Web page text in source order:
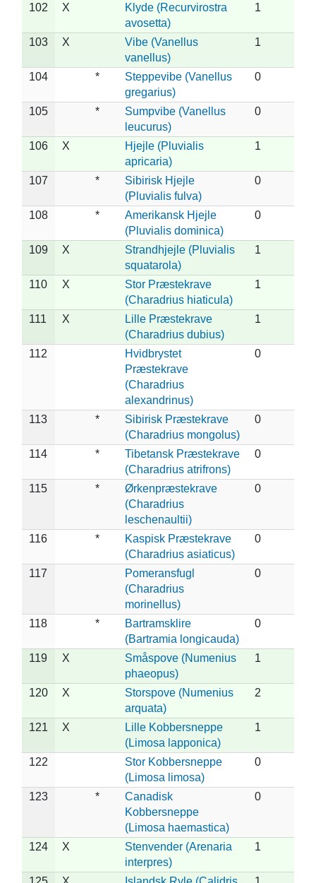
102 X
Klyde (Recurvirostra
avosetta)
1
103 X
Vibe (Vanellus
vanellus)
1
104 *
Steppevibe (Vanellus
gregarius)
0
105 *
Sumpvibe (Vanellus
leucurus)
0
106 X
Hjejle (Pluvialis
apricaria)
1
107 *
Sibirisk Hjejle
(Pluvialis fulva)
0
108 *
Amerikansk Hjejle
(Pluvialis dominica)
0
109 X
Strandhjejle (Pluvialis
squatarola)
1
110 X
Stor Præstekrave
(Charadrius hiaticula)
1
111 X
Lille Præstekrave
(Charadrius dubius)
1
112
Hvidbrystet
Præstekrave
(Charadrius
alexandrinus)
0
113 *
Sibirisk Præstekrave
(Charadrius mongolus)
0
114 *
Tibetansk Præstekrave
(Charadrius atrifrons)
0
115 *
Ørkenpræstekrave
(Charadrius
leschenaultii)
0
116 *
Kaspisk Præstekrave
(Charadrius asiaticus)
0
117
Pomeransfugl
(Charadrius
morinellus)
0
118 *
Bartramsklire
(Bartramia longicauda)
0
119 X
Småspove (Numenius
phaeopus)
1
120 X
Storspove (Numenius
arquata)
2
121 X
Lille Kobbersneppe
(Limosa lapponica)
1
122
Stor Kobbersneppe
(Limosa limosa)
0
123 *
Canadisk
Kobbersneppe
(Limosa haemastica)
0
124 X
Stenvender (Arenaria
interpres)
1